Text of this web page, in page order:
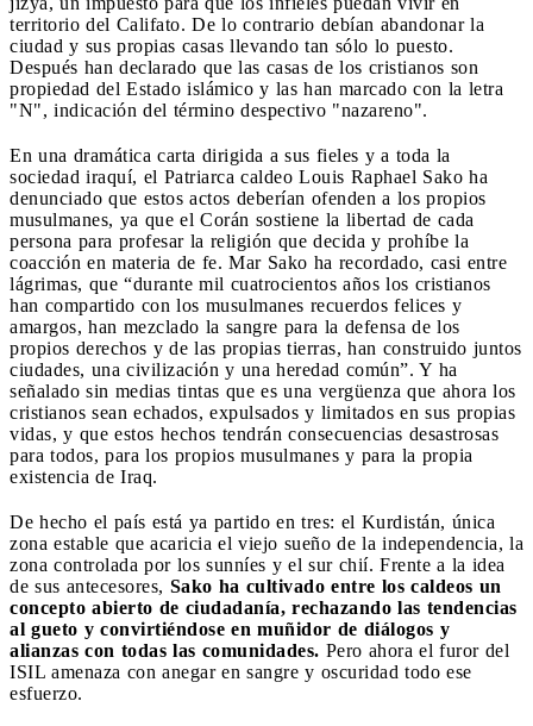
territorio del Califato. De lo contrario debían abandonar la
ciudad y sus propias casas llevando tan sólo lo puesto.
Después han declarado que las casas de los cristianos son
propiedad del Estado islámico y las han marcado con la letra
"N", indicación del término despectivo "nazareno".
En una dramática carta dirigida a sus fieles y a toda la
sociedad iraquí, el Patriarca caldeo Louis Raphael Sako ha
denunciado que estos actos deberían ofenden a los propios
musulmanes, ya que el Corán sostiene la libertad de cada
persona para profesar la religión que decida y prohíbe la
coacción en materia de fe. Mar Sako ha recordado, casi entre
lágrimas, que “durante mil cuatrocientos años los cristianos
han compartido con los musulmanes recuerdos felices y
amargos, han mezclado la sangre para la defensa de los
propios derechos y de las propias tierras, han construido juntos
ciudades, una civilización y una heredad común”. Y ha
señalado sin medias tintas que es una vergüenza que ahora los
cristianos sean echados, expulsados y limitados en sus propias
vidas, y que estos hechos tendrán consecuencias desastrosas
para todos, para los propios musulmanes y para la propia
existencia de Iraq.
De hecho el país está ya partido en tres: el Kurdistán, única
zona estable que acaricia el viejo sueño de la independencia, la
zona controlada por los sunníes y el sur chií. Frente a la idea
de sus antecesores, Sako ha cultivado entre los caldeos un
concepto abierto de ciudadanía, rechazando las tendencias
al gueto y convirtiéndose en muñidor de diálogos y
alianzas con todas las comunidades. Pero ahora el furor del
ISIL amenaza con anegar en sangre y oscuridad todo ese
esfuerzo.